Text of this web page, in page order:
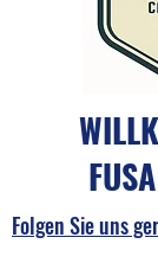
Folgen Sie uns